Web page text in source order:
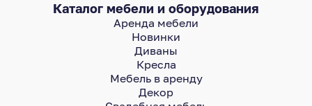
Каталог мебели и оборудования
Аренда мебели
Новинки
Диваны
Кресла
Мебель в аренду
Декор